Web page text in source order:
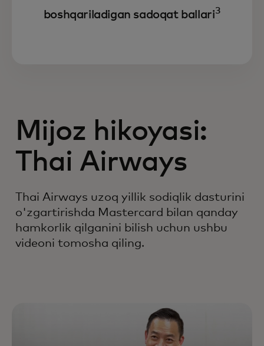
texnologiyalar yordamida hayot
davri davomida har bir oʻzaro
taʼsirni yaxshilash orqali oʻsish va
boshqariladigan sadoqat ballari3
Mijoz hikoyasi:
Thai Airways
Thai Airways uzoq yillik sodiqlik dasturini
o'zgartirishda Mastercard bilan qanday
hamkorlik qilganini bilish uchun ushbu
videoni tomosha qiling.